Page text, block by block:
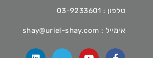
טלפון : 03-9233601
אימייל : shay@uriel-shay.com